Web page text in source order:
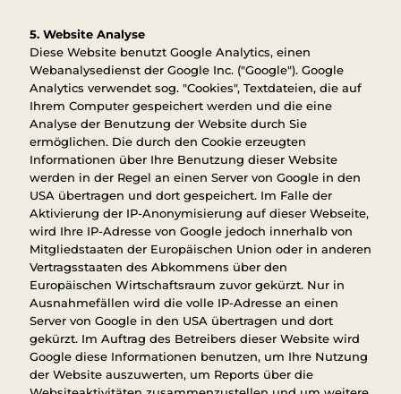
5. Website Analyse
Diese Website benutzt Google Analytics, einen
Webanalysedienst der Google Inc. ("Google"). Google
Analytics verwendet sog. "Cookies", Textdateien, die auf
Ihrem Computer gespeichert werden und die eine
Analyse der Benutzung der Website durch Sie
ermöglichen. Die durch den Cookie erzeugten
Informationen über Ihre Benutzung dieser Website
werden in der Regel an einen Server von Google in den
USA übertragen und dort gespeichert. Im Falle der
Aktivierung der IP-Anonymisierung auf dieser Webseite,
wird Ihre IP-Adresse von Google jedoch innerhalb von
Mitgliedstaaten der Europäischen Union oder in anderen
Vertragsstaaten des Abkommens über den
Europäischen Wirtschaftsraum zuvor gekürzt. Nur in
Ausnahmefällen wird die volle IP-Adresse an einen
Server von Google in den USA übertragen und dort
gekürzt. Im Auftrag des Betreibers dieser Website wird
Google diese Informationen benutzen, um Ihre Nutzung
der Website auszuwerten, um Reports über die